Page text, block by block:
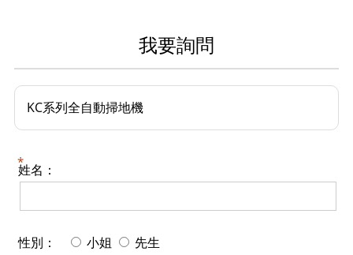
我要詢問
KC系列全自動掃地機
姓名：
性別： 小姐 先生